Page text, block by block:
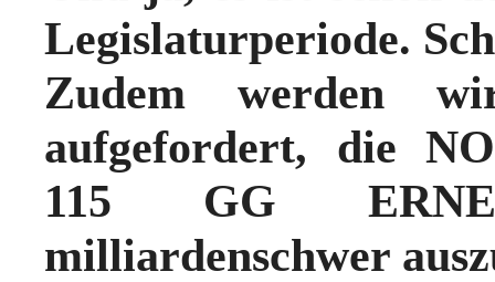
Legislaturperiode.
Zudem werden
aufgefordert, die
115 GG
milliardenschwer